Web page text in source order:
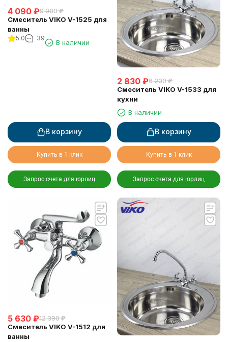
4 090 ₽9 000 ₽
Смеситель VIKO V-1525 для
ванны
5.0 39
В наличии
В корзину
Купить в 1 клик
Запрос счета для юрлиц
2 830 ₽6 230 ₽
Смеситель VIKO V-1533 для
кухни
В наличии
В корзину
Купить в 1 клик
Запрос счета для юрлиц
5 630 ₽12 390 ₽
Смеситель VIKO V-1512 для
ванны